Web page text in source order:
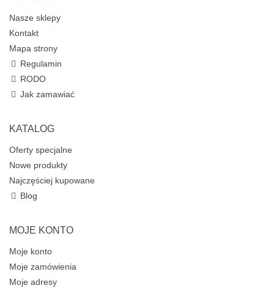
Nasze sklepy
Kontakt
Mapa strony
Regulamin
RODO
Jak zamawiać
KATALOG
Oferty specjalne
Nowe produkty
Najczęściej kupowane
Blog
MOJE KONTO
Moje konto
Moje zamówienia
Moje adresy